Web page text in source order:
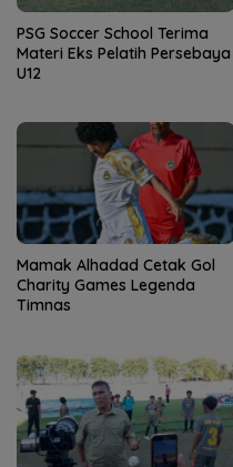
PSG Soccer School Terima
Materi Eks Pelatih Persebaya
U12
Mamak Alhadad Cetak Gol
Charity Games Legenda
Timnas